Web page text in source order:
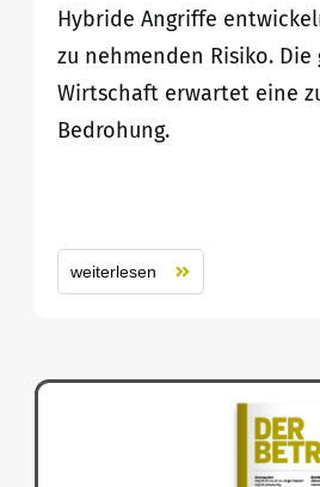
Hybride Angriffe
zu nehmenden Risiko.
Wirtschaft erwartet eine
Bedrohung.
weiterlesen